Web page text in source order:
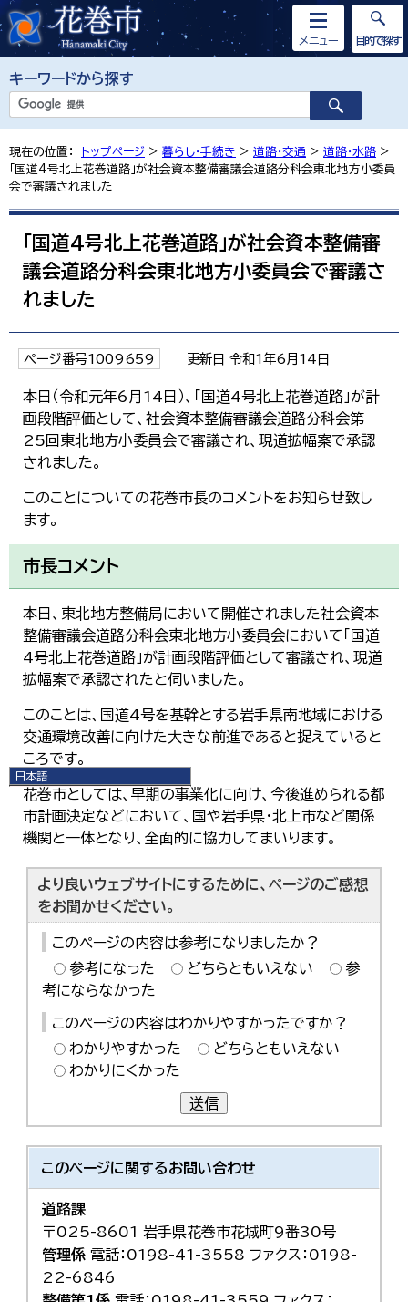
キーワードから探す
メニュー
日本語
日本語
English
한국어
简体中文
目的で探す
現在の位置： トップページ > 暮らし・手続き > 道路・交通 > 道路・水路 >
「国道4号北上花巻道路」が社会資本整備審議会道路分科会東北地方小委員
会で審議されました
「国道4号北上花巻道路」が社会資本整備審
議会道路分科会東北地方小委員会で審議さ
れました
ページ番号1009659 更新日 令和1年6月14日
本日（令和元年6月14日）、「国道4号北上花巻道路」が計
画段階評価として、社会資本整備審議会道路分科会第
25回東北地方小委員会で審議され、現道拡幅案で承認
されました。
このことについての花巻市長のコメントをお知らせ致し
ます。
市長コメント
本日、東北地方整備局において開催されました社会資本
整備審議会道路分科会東北地方小委員会において「国道
4号北上花巻道路」が計画段階評価として審議され、現道
拡幅案で承認されたと伺いました。
このことは、国道4号を基幹とする岩手県南地域における
交通環境改善に向けた大きな前進であると捉えていると
ころです。
花巻市としては、早期の事業化に向け、今後進められる都
市計画決定などにおいて、国や岩手県・北上市など関係
機関と一体となり、全面的に協力してまいります。
より良いウェブサイトにするために、ページのご感想
をお聞かせください。
このページの内容は参考になりましたか？
参考になった
どちらともいえない
参
考にならなかった
このページの内容はわかりやすかったですか？
わかりやすかった
どちらともいえない
わかりにくかった
送信
このページに関するお問い合わせ
道路課
〒025-8601 岩手県花巻市花城町9番30号
管理係 電話：0198-41-3558 ファクス：0198-
22-6846